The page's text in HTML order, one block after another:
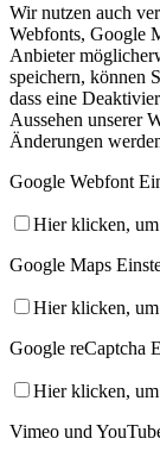
Wir nutzen auch
Webfonts, Google
Anbieter
speichern, können
dass eine
Aussehen unserer
Änderungen
Google Webfont
Hier klicken,
Google Maps
Hier klicken,
Google reCaptcha
Hier klicken,
Vimeo und